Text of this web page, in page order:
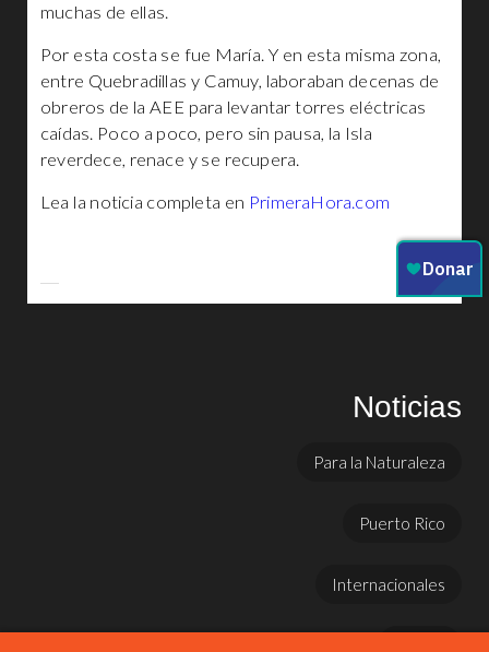
muchas de ellas.
Por esta costa se fue María. Y en esta misma zona,
entre Quebradillas y Camuy, laboraban decenas de
obreros de la AEE para levantar torres eléctricas
caídas. Poco a poco, pero sin pausa, la Isla
reverdece, renace y se recupera.
Lea la noticia completa en PrimeraHora.com
Noticias
Para la Naturaleza
Puerto Rico
Internacionales